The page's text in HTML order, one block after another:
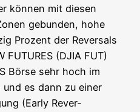
kön­nen mit die­sen
gebun­den, hohe
Pro­zent der Rever­sals
(DJIA FUT)
Bör­se sehr hoch im
es dann zu einer
(Ear­ly Rever­